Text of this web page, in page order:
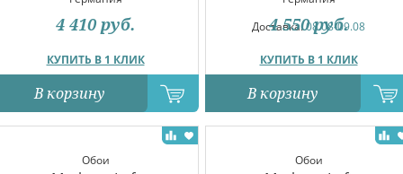
КУПИТЬ В 1 КЛИК
4 410 руб.
В корзину
Доставка:08.08-09.08
КУПИТЬ В 1 КЛИК
4 550 руб.
В корзину
Обои Обои